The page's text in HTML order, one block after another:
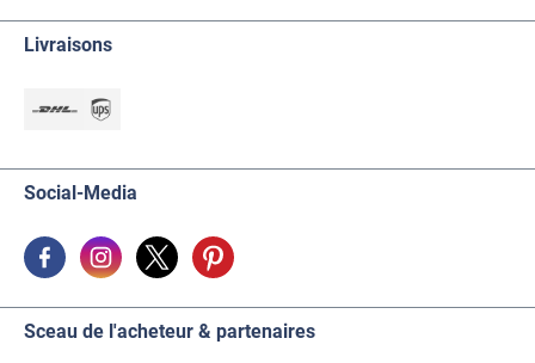
Livraisons
Social-Media
Sceau de l'acheteur & partenaires